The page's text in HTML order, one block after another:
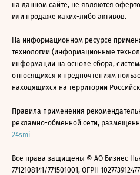
на данном сайте, не являются
или продаже каких-либо активов.
На информационном ресурсе
технологии (информационные
информации на основе сбора,
относящихся к предпочтениям
находящихся на территории
Правила применения
рекламно-обменной сети,
24smi
Все права защищены © АО Бизнес
7712108141/771501001, ОГРН